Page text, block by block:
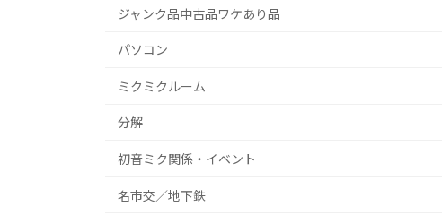
ジャンク品中古品ワケあり品
パソコン
ミクミクルーム
分解
初音ミク関係・イベント
名市交／地下鉄